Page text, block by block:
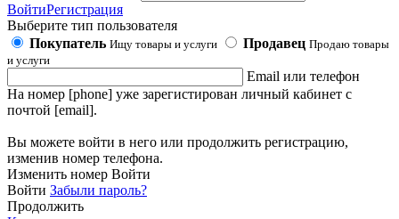
ВойтиРегистрация
Выберите тип пользователя
Покупатель Ищу товары и услуги Продавец Продаю товары
и услуги
Email или телефон
На номер [phone] уже зарегистирован личный кабинет с
почтой [email].
Вы можете войти в него или продолжить регистрацию,
изменив номер телефона.
Изменить номер Войти
Войти Забыли пароль?
Продолжить